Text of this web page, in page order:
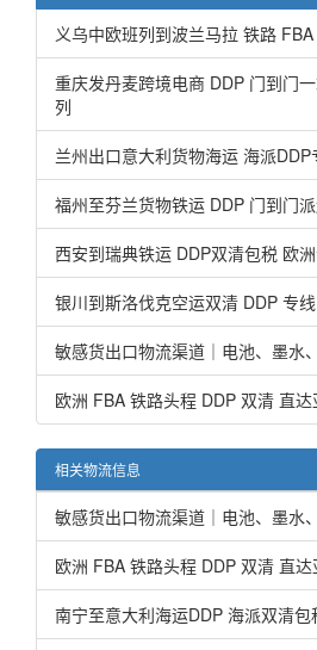
义乌中欧班列到波兰马拉 铁路
重庆发丹麦跨境电商 DDP 门到门
列
兰州出口意大利货物海运 海派
福州至芬兰货物铁运 DDP 门到门
西安到瑞典铁运 DDP双清包税 欧
银川到斯洛伐克空运双清 DDP 专
敏感货出口物流渠道｜电池、墨水
欧洲 FBA 铁路头程 DDP 双清 直
相关物流信息
敏感货出口物流渠道｜电池、墨水
欧洲 FBA 铁路头程 DDP 双清 直
南宁至意大利海运DDP 海派双清包